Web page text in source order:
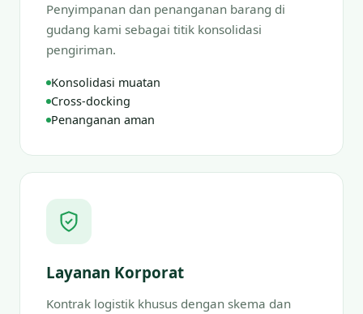
Penyimpanan dan penanganan barang di
gudang kami sebagai titik konsolidasi
pengiriman.
Konsolidasi muatan
Cross-docking
Penanganan aman
Layanan Korporat
Kontrak logistik khusus dengan skema dan